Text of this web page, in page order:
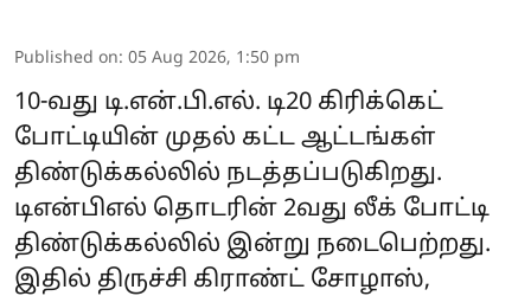
Published on: 05 Aug 2026, 1:50 pm
10-வது டி.என்.பி.எல். டி20 கிரிக்கெட்
போட்டியின் முதல் கட்ட ஆட்டங்கள்
திண்டுக்கல்லில் நடத்தப்படுகிறது.
டிஎன்பிஎல் தொடரின் 2வது லீக் போட்டி
திண்டுக்கல்லில் இன்று நடைபெற்றது.
இதில் திருச்சி கிராண்ட் சோழாஸ்,